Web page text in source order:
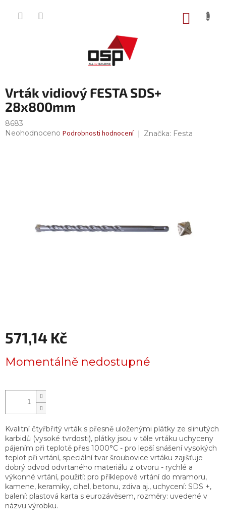
Vrták vidiový FESTA SDS+
28x800mm
8683
Průměrné
Neohodnoceno Podrobnosti hodnocení Značka: Festa
571,14 Kč
cena:
Momentálně nedostupné
Kvalitní čtyřbřitý vrták s přesně uloženými plátky ze slinutých
karbidů (vysoké tvrdosti), plátky jsou v těle vrtáku uchyceny
pájením při teplotě přes 1000°C - pro lepší snášení vysokých
teplot při vrtání, speciální tvar šroubovice vrtáku zajišťuje
dobrý odvod odvrtaného materiálu z otvoru - rychlé a
výkonné vrtání, použití: pro příklepové vrtání do mramoru,
kamene, keramiky, cihel, betonu, zdiva aj., uchycení: SDS +,
balení: plastová karta s eurozávěsem, rozměry: uvedené v
názvu výrobku.